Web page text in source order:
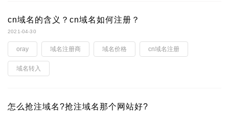
cn域名的含义？cn域名如何注册？
2021-04-30
oray 域名注册商 域名价格 cn域名注册
域名转入
怎么抢注域名?抢注域名那个网站好?